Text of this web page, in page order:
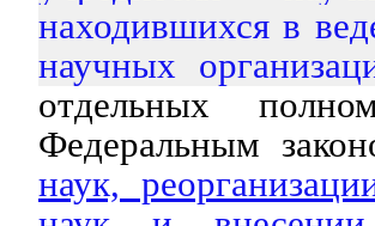
находившихся в
научных
отдельных
Федеральным
наук,